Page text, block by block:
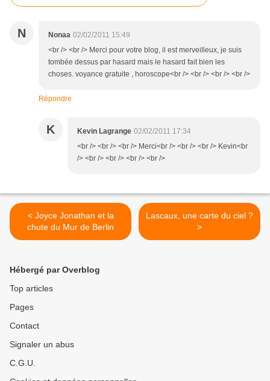
N Nonaa 02/02/2011 15:49
<br /> <br /> Merci pour votre blog, il est merveilleux, je suis
tombée dessus par hasard mais le hasard fait bien les
choses. voyance gratuite , horoscope<br /> <br /> <br /> <br />
Répondre
K Kevin Lagrange 02/02/2011 17:34
<br /> <br /> <br /> Merci<br /> <br /> <br /> Kevin<br
/> <br /> <br /> <br /> <br />
< Joyce Jonathan et la
chute du Mur de Berlin
Lascaux, une carte du ciel ?
>
Hébergé par Overblog
Top articles
Pages
Contact
Signaler un abus
C.G.U.